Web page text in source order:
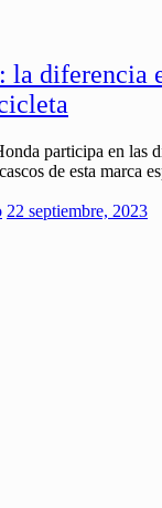
la diferencia
participa en las
de esta marca
22 septiembre, 2023